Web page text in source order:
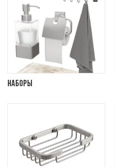
Наборы